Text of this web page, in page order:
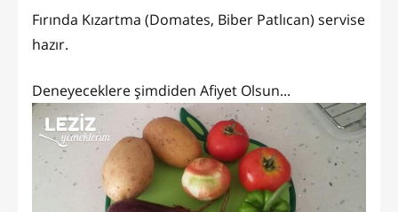
Fırında Kızartma (Domates, Biber Patlıcan) servise
hazır.
Deneyeceklere şimdiden Afiyet Olsun...